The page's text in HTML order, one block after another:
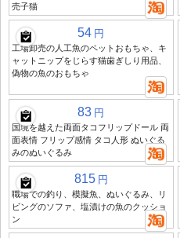
売子猫
54 円
工場卸売の人工魚のペットおもちゃ、キ
ャットニップをじらす猫歯ぎしり用品、
偽物の魚のおもちゃ
83 円
国境を越えた両面タコフリップドール 両
面表情 フリップ感情 タコ人形 ぬいぐる
みのぬいぐるみ
815 円
職場での釣り、模擬魚、ぬいぐるみ、リ
ビングのソファ、塩漬けの魚のクッショ
ン